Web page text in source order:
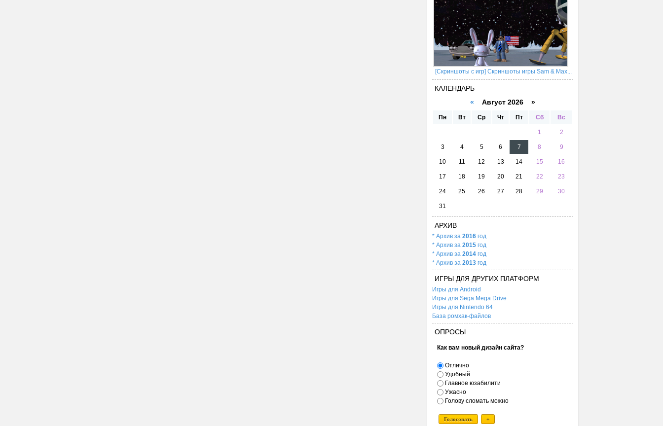
[Скриншоты с игр] Скриншоты игры Sam & Max...
КАЛЕНДАРЬ
« Август 2026 »
Пн Вт Ср Чт Пт Сб Вс
1 2
3 4 5 6 7 8 9
10 11 12 13 14 15 16
17 18 19 20 21 22 23
24 25 26 27 28 29 30
31
АРХИВ
* Архив за 2016 год
* Архив за 2015 год
* Архив за 2014 год
* Архив за 2013 год
ИГРЫ ДЛЯ ДРУГИХ ПЛАТФОРМ
Игры для Android
Игры для Sega Mega Drive
Игры для Nintendo 64
База ромхак-файлов
ОПРОСЫ
Как вам новый дизайн сайта?
Отлично
Удобный
Главное юзабилити
Ужасно
Голову сломать можно
Голосовать +